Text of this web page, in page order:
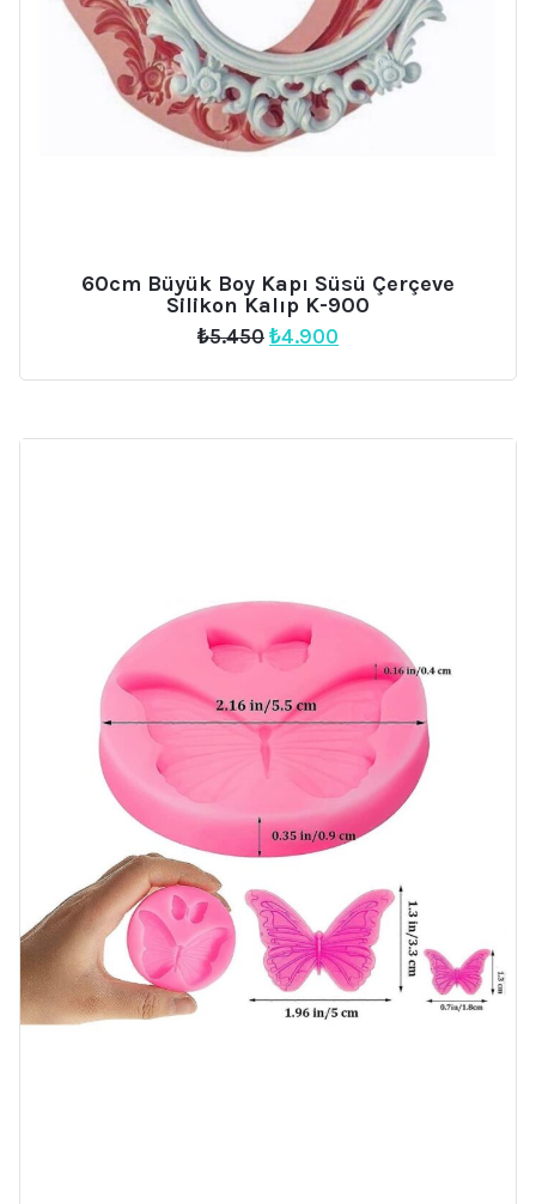
60cm Büyük Boy Kapı Süsü Çerçeve
Silikon Kalıp K-900
₺5.450 Orijinal
₺5.450.
₺4.900
fiyat: